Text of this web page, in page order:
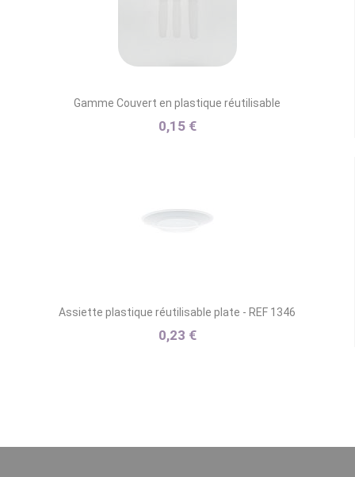
Gamme Couvert en plastique réutilisable
0,15 €
Assiette plastique réutilisable plate - REF 1346
0,23 €